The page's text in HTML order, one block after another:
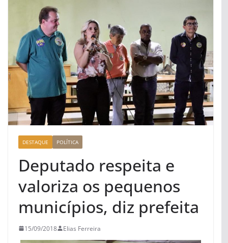
DESTAQUE POLÍTICA
Deputado respeita e
valoriza os pequenos
municípios, diz prefeita
15/09/2018 Elias Ferreira